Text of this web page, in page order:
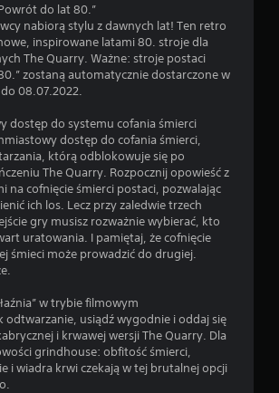
do lat 80.”
nabiorą stylu z dawnych lat! Ten retro
inspirowane latami 80. stroje dla
The Quarry. Ważne: stroje postaci
zostaną automatycznie dostarczone w
08.07.2022.
dostęp do systemu cofania śmierci
dostęp do cofania śmierci,
którą odblokowuje się po
The Quarry. Rozpocznij opowieść z
na cofnięcie śmierci postaci, pozwalając
ich los. Lecz przy zaledwie trzech
gry musisz rozważnie wybierać, kto
uratowania. I pamiętaj, że cofnięcie
śmieci może prowadzić do drugiej.
w trybie filmowym
odtwarzanie, usiądź wygodnie i oddaj się
i krwawej wersji The Quarry. Dla
grindhouse: obfitość śmierci,
i wiadra krwi czekają w tej brutalnej opcji